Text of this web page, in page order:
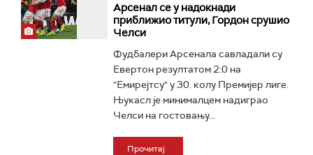
Арсенал се у надокнади
приближио титули, Гордон срушио
Челси
Фудбалери Арсенала савладали су
Евертон резултатом 2:0 на
"Емирејтсу" у 30. колу Премијер лиге.
Њукасл је минималцем надиграо
Челси на гостовању...
Прочитај